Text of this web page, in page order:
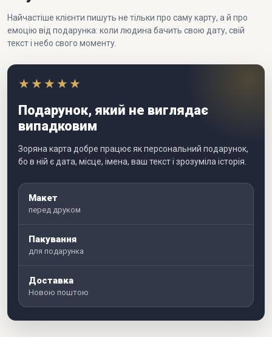
Найчастіше клієнти пишуть не тільки про саму карту, а й про
емоцію від подарунка: коли людина бачить свою дату, свій
текст і небо свого моменту.
★★★★★
Подарунок, який не виглядає
випадковим
Зоряна карта добре працює як персональний подарунок,
бо в ній є дата, місце, імена, ваш текст і зрозуміла історія.
Макет
перед друком
Пакування
для подарунка
Доставка
Новою поштою